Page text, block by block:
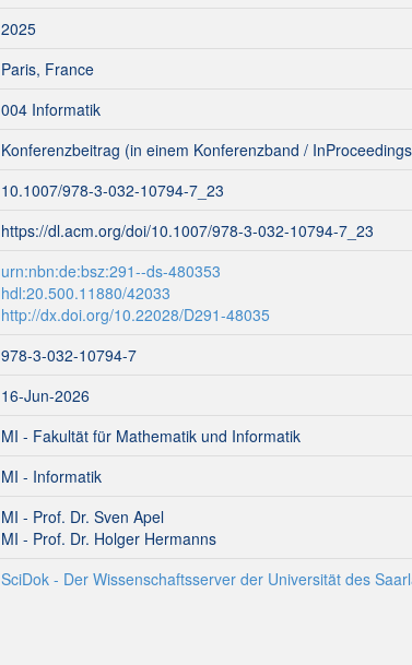
2025
Paris, France
004 Informatik
Konferenzbeitrag (in einem Konferenzband /
10.1007/978-3-032-10794-7_23
https://dl.acm.org/doi/10.1007/978-3-032-10794-7_23
urn:nbn:de:bsz:291--ds-480353
hdl:20.500.11880/42033
http://dx.doi.org/10.22028/D291-48035
978-3-032-10794-7
16-Jun-2026
MI - Fakultät für Mathematik und Informatik
MI - Informatik
MI - Prof. Dr. Sven Apel
MI - Prof. Dr. Holger Hermanns
SciDok - Der Wissenschaftsserver der Universität des